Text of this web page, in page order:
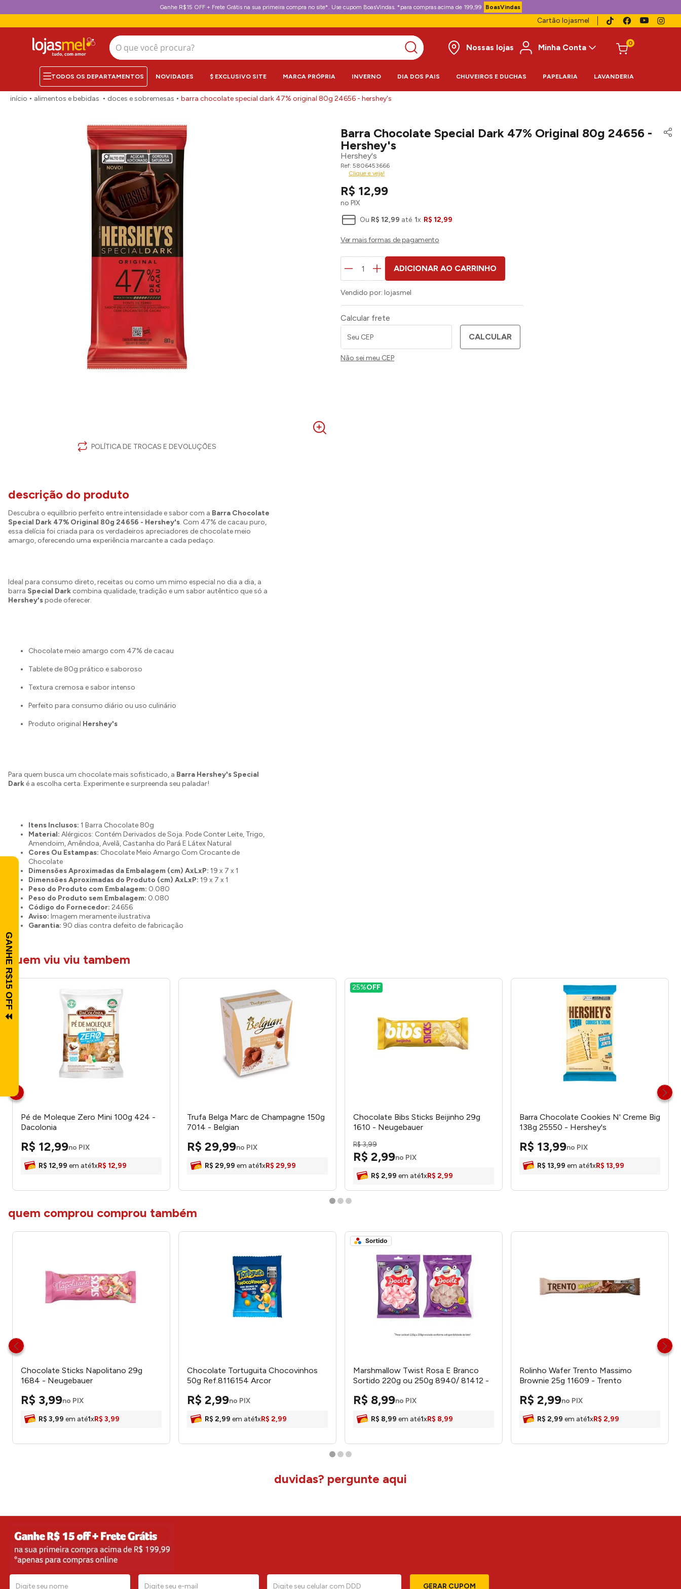
Ganhe R$15 OFF + Frete Grátis na sua primeira compra no site*. Use cupom BoasVindas. *para compras acima de 199,99 BoasVindas
Cartão lojasmel
O que você procura?
Nossas lojas
Minha Conta 0
NOVIDADES $ EXCLUSIVO SITE MARCA PRÓPRIA INVERNO DIA DOS PAIS CHUVEIROS E DUCHAS PAPELARIA LAVANDERIA
alimentos e bebidas doces e sobremesas barra chocolate special dark 47% original 80g 24656 - hershey's
POLÍTICA DE TROCAS E DEVOLUÇÕES
Barra Chocolate Special Dark 47% Original 80g 24656 -
Hershey's
Hershey's
5806453666
Clique e veja!
R$ 12,99
no PIX
Ou R$ 12,99 até 1x R$ 12,99
ADICIONAR AO CARRINHO
Vendido por: lojasmel
Calcular frete
CALCULAR
Não sei meu CEP
descrição do produto
Descubra o equilíbrio perfeito entre intensidade e sabor com a Barra Chocolate
Special Dark 47% Original 80g 24656 - Hershey's. Com 47% de cacau puro,
essa delícia foi criada para os verdadeiros apreciadores de chocolate meio
amargo, oferecendo uma experiência marcante a cada pedaço.
Ideal para consumo direto, receitas ou como um mimo especial no dia a dia, a
barra Special Dark combina qualidade, tradição e um sabor autêntico que só a
Hershey'spode oferecer.
Chocolate meio amargo com 47% de cacau
Tablete de 80g prático e saboroso
Textura cremosa e sabor intenso
Perfeito para consumo diário ou uso culinário
Produto original Hershey's
Para quem busca um chocolate mais sofisticado, a Barra Hershey's Special
Dark é a escolha certa. Experimente e surpreenda seu paladar!
Itens Inclusos: 1 Barra Chocolate 80g
Material: Alérgicos: Contém Derivados de Soja. Pode Conter Leite, Trigo,
Amendoim, Amêndoa, Avelã, Castanha do Pará E Látex Natural
Cores Ou Estampas: Chocolate Meio Amargo Com Crocante de
Chocolate
Dimensões Aproximadas da Embalagem (cm) AxLxP: 19 x 7 x 1
Dimensões Aproximadas do Produto (cm) AxLxP: 19 x 7 x 1
Peso do Produto com Embalagem: 0.080
Peso do Produto sem Embalagem: 0.080
Código do Fornecedor: 24656
Aviso: Imagem meramente ilustrativa
Garantia: 90 dias contra defeito de fabricação
quem viu viu tambem
Pé de Moleque Zero Mini 100g 424 -
Dacolonia
R$ 12,99no PIX
R$ 12,99 em até1xR$ 12,99
Trufa Belga Marc de Champagne 150g
7014 - Belgian
R$ 29,99no PIX
R$ 29,99 em até1xR$ 29,99
25%OFF
Chocolate Bibs Sticks Beijinho 29g
1610 - Neugebauer
R$3,99
R$ 2,99no PIX
R$ 2,99 em até1xR$ 2,99
Barra Chocolate Cookies N' Creme Big
138g 25550 - Hershey's
R$ 13,99no PIX
R$ 13,99 em até1xR$ 13,99
quem comprou comprou também
Chocolate Sticks Napolitano 29g
1684 - Neugebauer
R$ 3,99no PIX
R$ 3,99 em até1xR$ 3,99
Chocolate Tortuguita Chocovinhos
50g Ref.8116154 Arcor
R$ 2,99no PIX
R$ 2,99 em até1xR$ 2,99
Marshmallow Twist Rosa E Branco
Sortido 220g ou 250g 8940/ 81412 -
R$ 8,99no PIX
R$ 8,99 em até1xR$ 8,99
Rolinho Wafer Trento Massimo
Brownie 25g 11609 - Trento
R$ 2,99no PIX
R$ 2,99 em até1xR$ 2,99
duvidas? pergunte aqui
GERAR CUPOM